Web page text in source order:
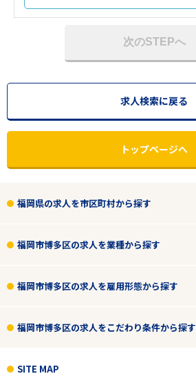
エリアで探す
次のSTEPへ
求人検索に戻る
トップページへ
福岡県の求人を市区町村から探す
福岡市博多区の求人を業種から探す
福岡市博多区の求人を雇用形態から探す
福岡市博多区の求人をこだわり条件から探す
SITE MAP